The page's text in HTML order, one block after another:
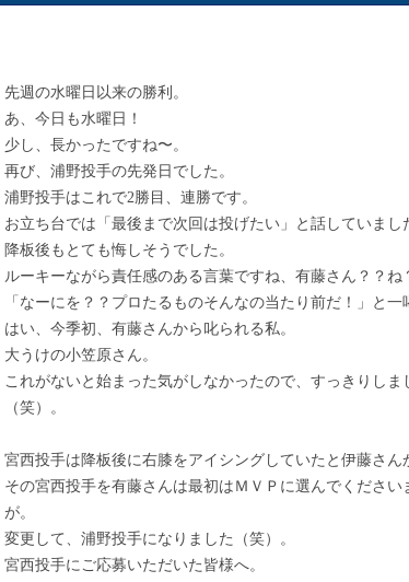
先週の水曜日以来の勝利。
あ、今日も水曜日！
少し、長かったですね〜。
再び、浦野投手の先発日でした。
浦野投手はこれで2勝目、連勝です。
お立ち台では「最後まで次回は投げたい」と話していまし
降板後もとても悔しそうでした。
ルーキーながら責任感のある言葉ですね、有藤さん？？ね
「なーにを？？プロたるものそんなの当たり前だ！」と一
はい、今季初、有藤さんから叱られる私。
大うけの小笠原さん。
これがないと始まった気がしなかったので、すっきりしま
（笑）。
宮西投手は降板後に右膝をアイシングしていたと伊藤さん
その宮西投手を有藤さんは最初はＭＶＰに選んでください
が。
変更して、浦野投手になりました（笑）。
宮西投手にご応募いただいた皆様へ。